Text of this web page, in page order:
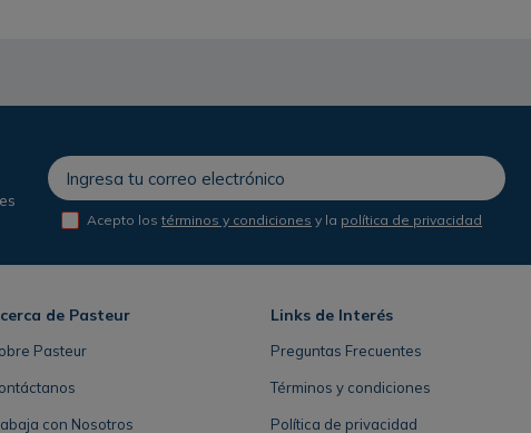
Acepto lostérminos y condiciones y la política de privacidad
de Pasteur
Pasteur
con Nosotros
Links de Interés
Preguntas Frecuentes
Términos y condiciones
Política de privacidad